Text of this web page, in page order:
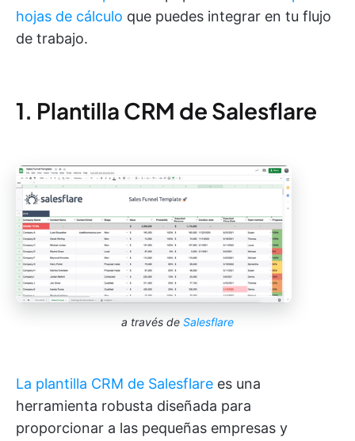
hojas de cálculo que puedes integrar en tu flujo
de trabajo.
1. Plantilla CRM de Salesflare
a través de Salesflare
La plantilla CRM de Salesflare es una
herramienta robusta diseñada para
proporcionar a las pequeñas empresas y